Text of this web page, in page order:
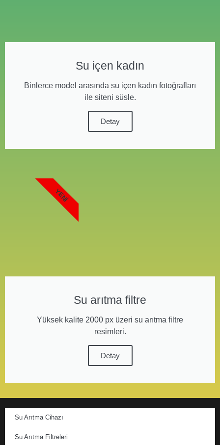
Su içen kadın
Binlerce model arasında su içen kadın fotoğrafları
ile siteni süsle.
Detay
Su arıtma filtre
Yüksek kalite 2000 px üzeri su arıtma filtre
resimleri.
Detay
YENI
Su Arıtma Cihazı
Su Arıtma Filtreleri